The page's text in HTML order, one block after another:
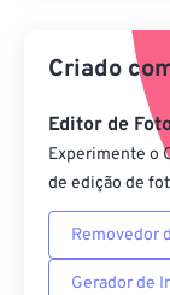
Aplicar
Salvar
Criado
Editor de
Experimente o
de edição de
Removedor
Gerador de